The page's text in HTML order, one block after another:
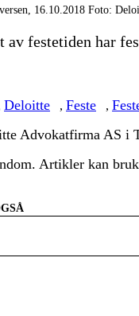
16.10.2018 Foto:
av festetiden har
Deloitte , Feste ,
Advokatfirma AS i
Artikler kan